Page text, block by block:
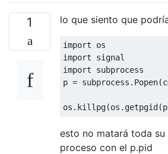
1 lo que siento que
import
import
import subprocess
p = subprocess . Popen(
os . killpg(os . getpgid(
esto no matará toda su
proceso con el p.pid